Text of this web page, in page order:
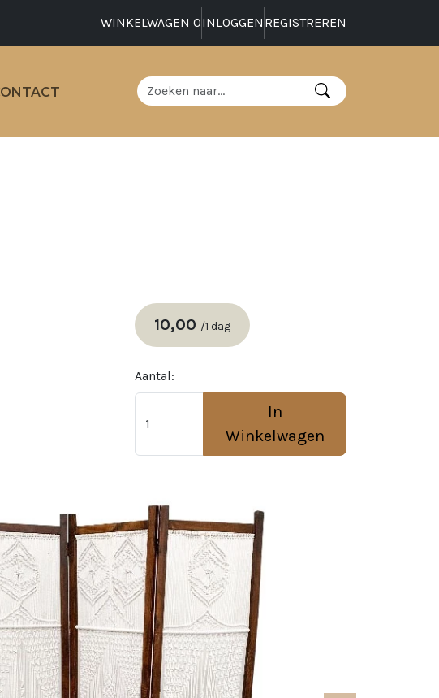
WINKELWAGEN 0INLOGGEN REGISTREREN
10,00 /1 dag
Aantal:
In
Winkelwagen